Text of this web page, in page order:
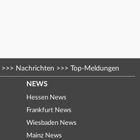
>>> Nachrichten >>> Top-Meldungen
NEWS
Hessen News
Frankfurt News
Wiesbaden News
Mainz News